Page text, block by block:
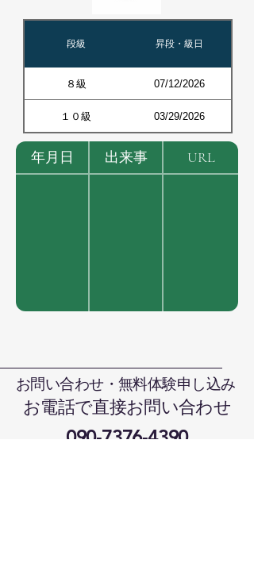
段級 昇段・級日
８級 07/12/2026
１０級 03/29/2026
年月日 出来事 URL
お問い合わせ・無料体験申し込み
お電話で直接お問い合わせ
090-7376-4390